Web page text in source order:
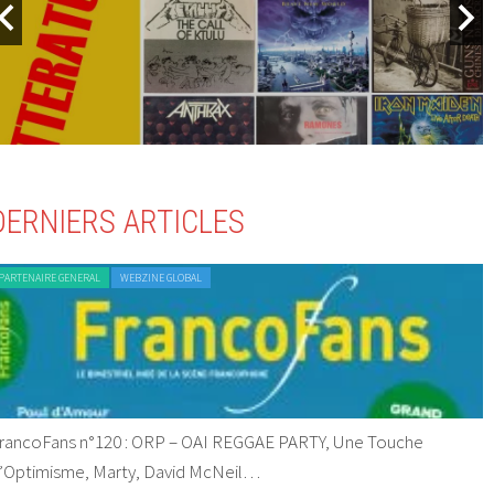
ARTICLES
GENERAL WEBZINE GLOBAL
n°120 : ORP – OAI REGGAE PARTY, Une Touche
Marty, David McNeil…